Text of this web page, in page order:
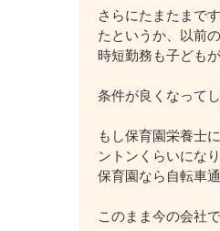
さらにたまたまで
たというか、以前
時短勤務も子ども
条件が良くなって
もし保育園栄養士
ントンくらいになり
保育園なら自転車
このまま今の会社